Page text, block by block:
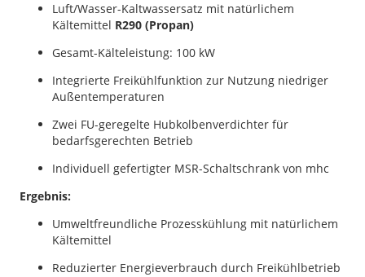
Luft/Wasser-Kaltwassersatz mit natürlichem
Kältemittel R290 (Propan)
Gesamt-Kälteleistung: 100 kW
Integrierte Freikühlfunktion zur Nutzung niedriger
Außentemperaturen
Zwei FU-geregelte Hubkolbenverdichter für
bedarfsgerechten Betrieb
Individuell gefertigter MSR-Schaltschrank von mhc
Ergebnis:
Umweltfreundliche Prozesskühlung mit natürlichem
Kältemittel
Reduzierter Energieverbrauch durch Freikühlbetrieb